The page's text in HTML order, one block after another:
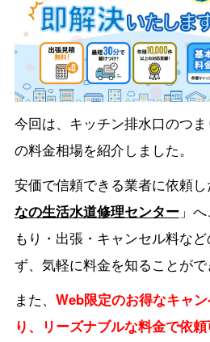
今回は、キッチン排水口のつ
の料金相場を紹介しました。
安価で信頼できる業者に依頼
なの生活水道修理センター」
もり・出張・キャンセル料な
ず、気軽に料金を知ることがで
また、 Web限定のお得なキャ
り、リーズナブルな料金で依